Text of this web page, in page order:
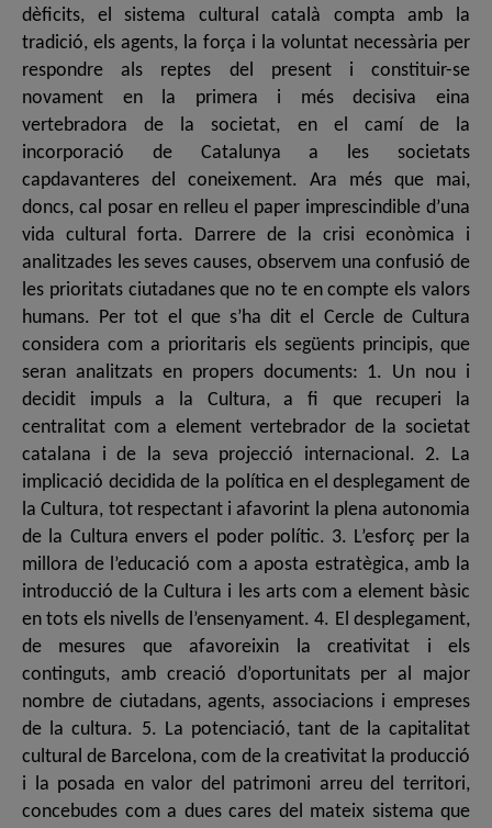
dèficits, el sistema cultural català compta amb la
tradició, els agents, la força i la voluntat necessària per
respondre als reptes del present i constituir-se
novament en la primera i més decisiva eina
vertebradora de la societat, en el camí de la
incorporació de Catalunya a les societats
capdavanteres del coneixement. Ara més que mai,
doncs, cal posar en relleu el paper imprescindible d’una
vida cultural forta. Darrere de la crisi econòmica i
analitzades les seves causes, observem una confusió de
les prioritats ciutadanes que no te en compte els valors
humans. Per tot el que s’ha dit el Cercle de Cultura
considera com a prioritaris els següents principis, que
seran analitzats en propers documents: 1. Un nou i
decidit impuls a la Cultura, a fi que recuperi la
centralitat com a element vertebrador de la societat
catalana i de la seva projecció internacional. 2. La
implicació decidida de la política en el desplegament de
la Cultura, tot respectant i afavorint la plena autonomia
de la Cultura envers el poder polític. 3. L’esforç per la
millora de l’educació com a aposta estratègica, amb la
introducció de la Cultura i les arts com a element bàsic
en tots els nivells de l’ensenyament. 4. El desplegament,
de mesures que afavoreixin la creativitat i els
continguts, amb creació d’oportunitats per al major
nombre de ciutadans, agents, associacions i empreses
de la cultura. 5. La potenciació, tant de la capitalitat
cultural de Barcelona, com de la creativitat la producció
i la posada en valor del patrimoni arreu del territori,
concebudes com a dues cares del mateix sistema que